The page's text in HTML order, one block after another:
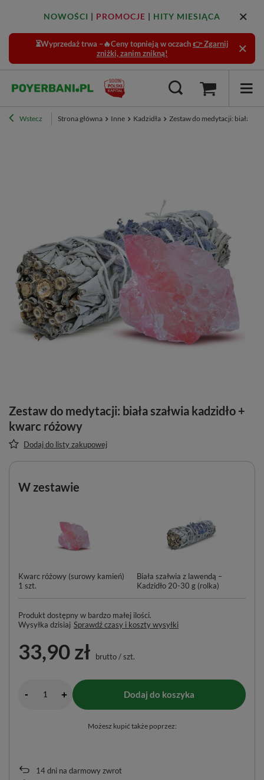
NOWOŚCI | PROMOCJE | HITY MIESIĄCA
⏳Wyprzedaż trwa –🔥Ceny topnieją w oczach 👉 Zgarnij
zniżki, zanim znikną!
Wstecz Strona główna Inne Kadzidła Zestaw do medytacji: biała
Zestaw do medytacji: biała szałwia kadzidło +
kwarc różowy
Dodaj do listy zakupowej
W zestawie
Kwarc różowy (surowy kamień)
1 szt.
Biała szałwia z lawendą –
Kadzidło 20-30 g (rolka)
14dni na darmowy zwrot
Produkt dostępny w bardzo małej ilości
Wysyłka dzisiaj Sprawdź czasy i koszty wysyłki
33,90 zł brutto/szt.
- + Dodaj do koszyka
Możesz kupić także poprzez: